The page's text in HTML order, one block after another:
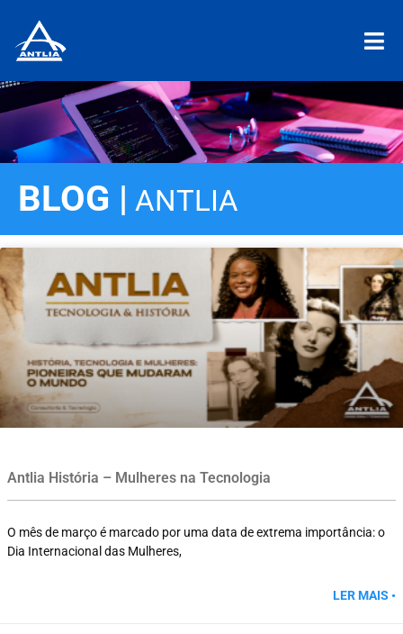
BLOG | ANTLIA
Antlia História – Mulheres na Tecnologia
O mês de março é marcado por uma data de extrema importância: o
Dia Internacional das Mulheres,
LER MAIS •